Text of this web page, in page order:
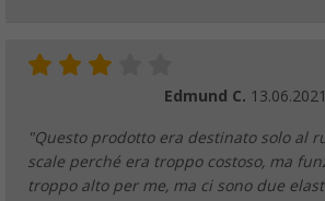
Edmund C. 13.06.2021
"Questo prodotto era destinato solo al
scale perché era troppo costoso, ma
troppo alto per me, ma ci sono due